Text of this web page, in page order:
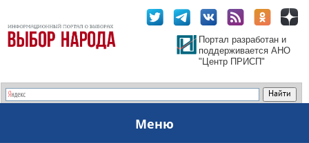
Портал разработан и
поддерживается АНО
"Центр ПРИСП"
Меню